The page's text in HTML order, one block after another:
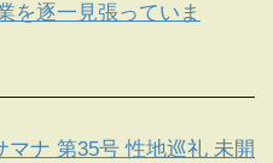
を逐一見張っていま
マナ 第35号 性地巡礼 未開